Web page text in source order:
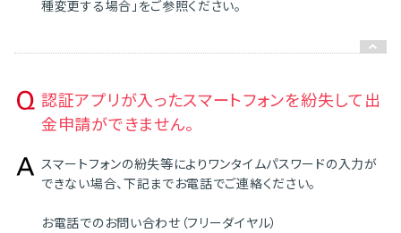
種変更する場合」をご参照ください。
認証アプリが入ったスマートフォンを紛失して出
金申請ができません。
スマートフォンの紛失等によりワンタイムパスワードの入力が
できない場合、下記までお電話でご連絡ください。
お電話でのお問い合わせ（フリーダイヤル）